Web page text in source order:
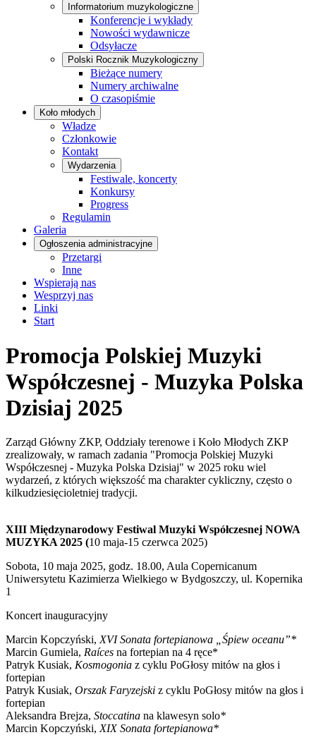
Informatorium muzykologiczne
Konferencje i wykłady
Nowości wydawnicze
Odsyłacze
Polski Rocznik Muzykologiczny
Bieżące numery
Numery archiwalne
O czasopiśmie
Koło młodych
Władze
Członkowie
Kontakt
Wydarzenia
Festiwale, koncerty
Konkursy
Progress
Regulamin
Galeria
Ogłoszenia administracyjne
Przetargi
Inne
Wspierają nas
Wesprzyj nas
Linki
Start
Promocja Polskiej Muzyki
Współczesnej - Muzyka Polska
Dzisiaj 2025
Zarząd Główny ZKP, Oddziały terenowe i Koło Młodych ZKP
zrealizowały, w ramach zadania "Promocja Polskiej Muzyki
Współczesnej - Muzyka Polska Dzisiaj" w 2025 roku wiel
wydarzeń, z których większość ma charakter cykliczny, często o
kilkudziesięcioletniej tradycji.
XIII Międzynarodowy Festiwal Muzyki Współczesnej NOWA
MUZYKA 2025 (10 maja-15 czerwca 2025)
Sobota, 10 maja 2025, godz. 18.00, Aula Copernicanum
Uniwersytetu Kazimierza Wielkiego w Bydgoszczy, ul. Kopernika
1
Koncert inauguracyjny
Marcin Kopczyński, XVI Sonata fortepianowa „Śpiew oceanu”*
Marcin Gumiela, Raíces na fortepian na 4 ręce*
Patryk Kusiak, Kosmogonia z cyklu PoGłosy mitów na głos i
fortepian
Patryk Kusiak, Orszak Faryzejski z cyklu PoGłosy mitów na głos i
fortepian
Aleksandra Brejza, Stoccatina na klawesyn solo*
Marcin Kopczyński, XIX Sonata fortepianowa*